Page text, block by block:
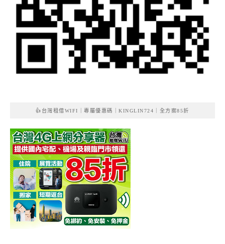
👍台灣租借WIFI｜專屬優惠碼｜KINGLIN724｜全方案85折